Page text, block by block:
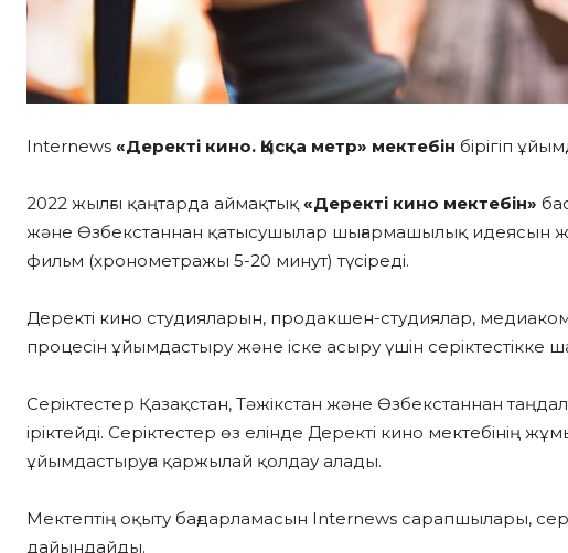
Internews «Деректі кино. Қысқа метр» мектебін бірігіп
2022 жылғы қаңтарда аймақтық«Деректі кино мектебін»
және Өзбекстаннан қатысушылар шығармашылық идеясын
фильм (хронометражы 5-20 минут) түсіреді.
Деректі кино студияларын, продакшен-студиялар,
процесін ұйымдастыру және іске асыру үшін серіктестікке
Серіктестер Қазақстан, Тәжікстан және Өзбекстаннан
іріктейді. Серіктестер өз елінде Деректі кино мектебінің
ұйымдастыруға қаржылай қолдау алады.
Мектептің оқыту бағдарламасын Internews сарапшылары,
дайындайды.